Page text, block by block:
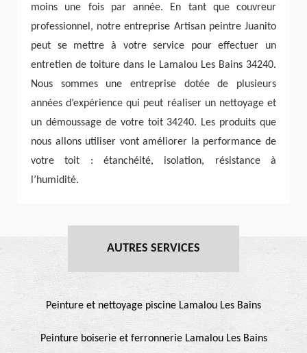
moins une fois par année. En tant que couvreur
professionnel, notre entreprise Artisan peintre Juanito
peut se mettre à votre service pour effectuer un
entretien de toiture dans le Lamalou Les Bains 34240.
Nous sommes une entreprise dotée de plusieurs
années d’expérience qui peut réaliser un nettoyage et
un démoussage de votre toit 34240. Les produits que
nous allons utiliser vont améliorer la performance de
votre toit : étanchéité, isolation, résistance à
l’humidité.
AUTRES SERVICES
Peinture et nettoyage piscine Lamalou Les Bains
Peinture boiserie et ferronnerie Lamalou Les Bains